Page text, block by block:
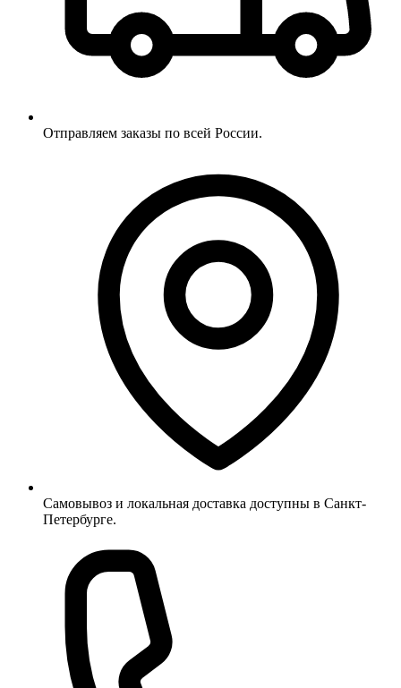
Отправляем заказы по всей России.
Самовывоз и локальная доставка доступны в Санкт-
Петербурге.